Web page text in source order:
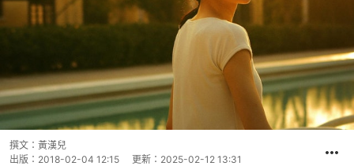
撰文： 黃漢兒
出版： 2018-02-04 12:15 更新： 2025-02-12 13:31